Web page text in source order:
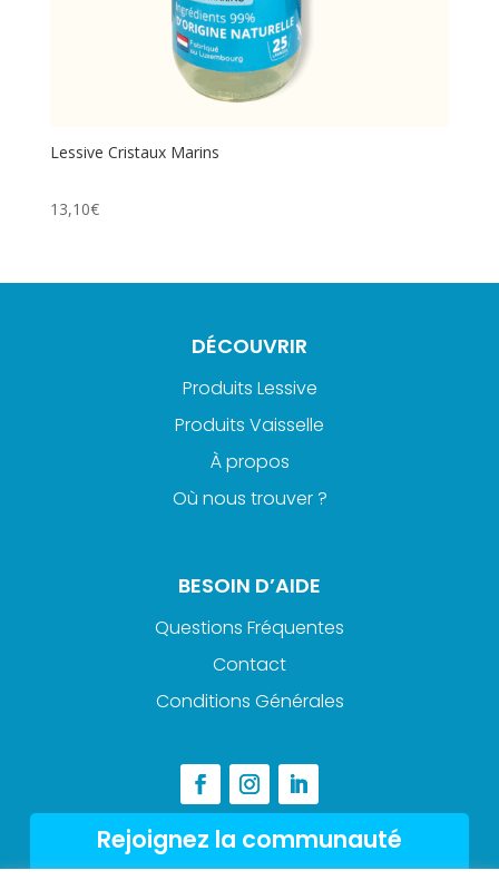
Lessive Cristaux Marins
13,10€
DÉCOUVRIR
Produits Lessive
Produits Vaisselle
À propos
Où nous trouver ?
BESOIN D’AIDE
Questions Fréquentes
Contact
Conditions Générales
Rejoignez la communauté
Abonnez-vous à la newsletter et ne loupez pas les